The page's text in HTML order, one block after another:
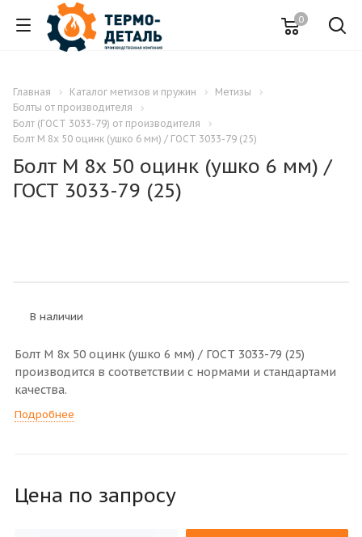
0
Главная Каталог метизов и пружин
Метизы
Болты от производителя
Болт (ГОСТ 3033-79) от производителя
Болт M 8x 50 оцинк (ушко 6 мм) / ГОСТ 3033-79 (25)
Болт M 8x 50 оцинк (ушко 6 мм) /
ГОСТ 3033-79 (25)
В наличии
Болт M 8x 50 оцинк (ушко 6 мм) / ГОСТ 3033-79 (25)
производится в соответствии с нормами и стандартами
качества.
Подробнее
Цена по запросу